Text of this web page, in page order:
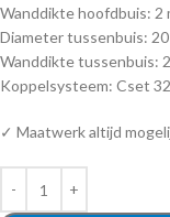
Wanddikte hoofdbuis: 2
Diameter tussenbuis: 20
Wanddikte tussenbuis:
Koppelsysteem: Cset 32
✓ Maatwerk altijd